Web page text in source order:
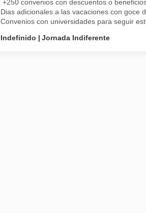
+250 convenios con descuentos o
Dias adicionales a las vacaciones con goce
Convenios con universidades para seguir
Indefinido
Jornada Indiferente